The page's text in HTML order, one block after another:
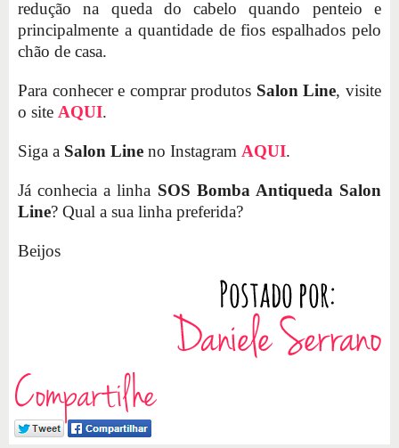
redução na queda do cabelo quando penteio e
principalmente a quantidade de fios espalhados pelo
chão de casa.
Para conhecer e comprar produtos Salon Line, visite
o site AQUI.
Siga a Salon Line no Instagram AQUI.
Já conhecia a linha SOS Bomba Antiqueda Salon
Line? Qual a sua linha preferida?
Beijos
Compartilhe